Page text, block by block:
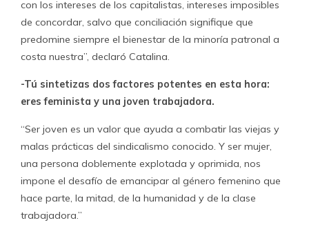
con los intereses de los capitalistas, intereses imposibles
de concordar, salvo que conciliación signifique que
predomine siempre el bienestar de la minoría patronal a
costa nuestra”, declaró Catalina.
-Tú sintetizas dos factores potentes en esta hora:
eres feminista y una joven trabajadora.
“Ser joven es un valor que ayuda a combatir las viejas y
malas prácticas del sindicalismo conocido. Y ser mujer,
una persona doblemente explotada y oprimida, nos
impone el desafío de emancipar al género femenino que
hace parte, la mitad, de la humanidad y de la clase
trabajadora.”